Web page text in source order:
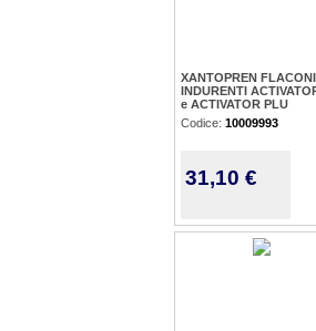
XANTOPREN FLACONI
INDURENTI
e ACTIVATOR PLU
Codice: 10009993
31,10 €